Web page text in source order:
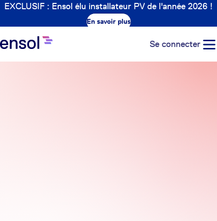
EXCLUSIF : Ensol élu installateur PV de l'année 2026 !
En savoir plus
Se connecter